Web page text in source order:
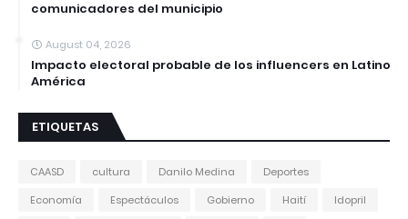
comunicadores del municipio
August 04, 2026
Impacto electoral probable de los influencers en Latino
América
ETIQUETAS
CAASD cultura Danilo Medina
Deportes
Economía
Espectáculos Gobierno Haití
Idopril